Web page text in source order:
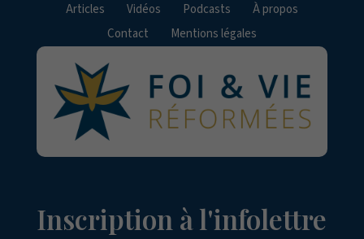
Articles Vidéos Podcasts
À propos
Contact
Mentions légales
Inscription à l'infolettre